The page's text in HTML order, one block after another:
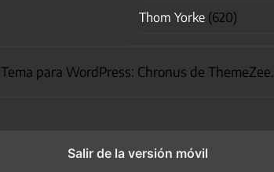
Thom Yorke(620)
Tema para WordPress: Chronus de ThemeZee.
Salir de la versión móvil